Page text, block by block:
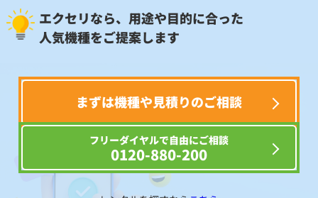
エクセリなら、用途や目的に合った
人気機種をご提案します
まずは機種や見積りのご相談
フリーダイヤルで自由にご相談
0120-880-200